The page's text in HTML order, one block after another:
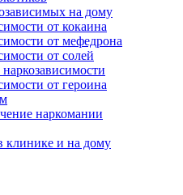
на дому
от кокаина
от мефедрона
от солей
от героина
наркомании
клинике и на дому